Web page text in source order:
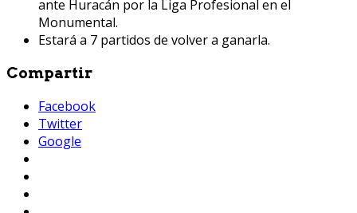
ante Huracán por la Liga Profesional en el
Monumental.
Estará a 7 partidos de volver a ganarla.
Compartir
Facebook
Twitter
Google